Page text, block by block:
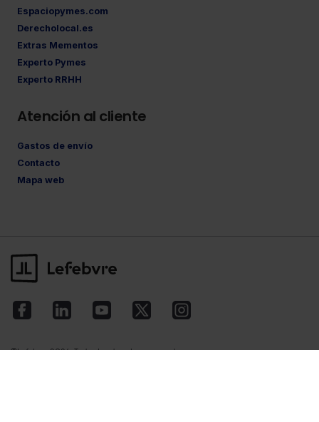
Espaciopymes.com
Derecholocal.es
Extras Mementos
Experto Pymes
Experto RRHH
Atención al cliente
Gastos de envío
Contacto
Mapa web
©Lefebvre2026. Todos los derechos reservados.